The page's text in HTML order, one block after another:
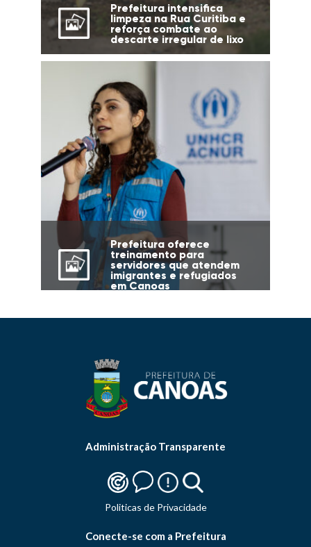
Prefeitura intensifica
limpeza na Rua Curitiba e
reforça combate ao
descarte irregular de lixo
Prefeitura oferece
treinamento para
servidores que atendem
imigrantes e refugiados
em Canoas
Administração Transparente
Politicas de Privacidade
Conecte-se com a Prefeitura